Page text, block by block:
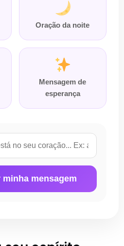
Oração da noite
Mensagem de
esperança
minha mensagem